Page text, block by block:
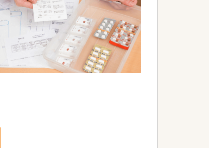
舗持ち回りで実施する「専門科目